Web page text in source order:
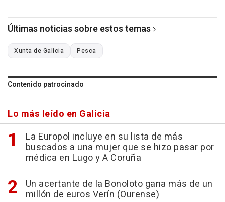
Últimas noticias sobre estos temas
Xunta de Galicia Pesca
Contenido patrocinado
Lo más leído en Galicia
La Europol incluye en su lista de más
buscados a una mujer que se hizo pasar por
médica en Lugo y A Coruña
Un acertante de la Bonoloto gana más de un
millón de euros Verín (Ourense)